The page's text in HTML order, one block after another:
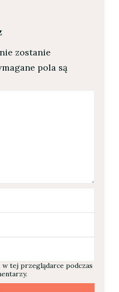
zostanie
pola są
w tej przeglądarce podczas